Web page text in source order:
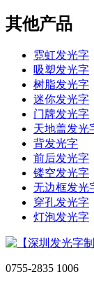
其他产品
霓虹发光字
吸塑发光字
树脂发光字
迷你发光字
门牌发光字
天地盖发光
背发光字
前后发光字
镂空发光字
无边框发光
穿孔发光字
灯泡发光字
0755-2835 1006